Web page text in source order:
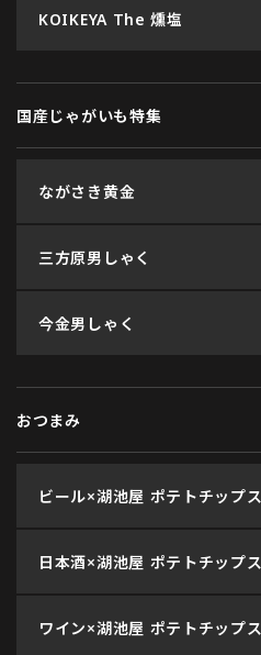
KOIKEYA The 燻塩
国産じゃがいも特集
ながさき黄金
三方原男しゃく
今金男しゃく
おつまみ
ビール×湖池屋 ポテトチップス
日本酒×湖池屋 ポテトチップス
ワイン×湖池屋 ポテトチップス